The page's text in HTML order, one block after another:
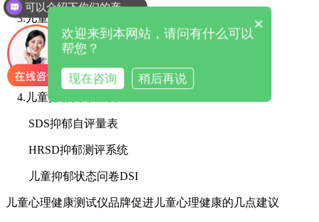
3.儿童孤独症评定量表(CARS)
婴幼儿孤独症判定量表 儿童孤独量表
CABS儿童孤独症测评 CLS儿童孤独症测评
4.儿童抑郁自评量表
SDS抑郁自评量表
HRSD抑郁测评系统
儿童抑郁状态问卷DSI
儿童心理健康测试仪品牌促进儿童心理健康的几点建议
可以介绍下你们的产品么
×
欢迎来到本网站，请问有什么可以
帮您？
现在咨询 稍后再说